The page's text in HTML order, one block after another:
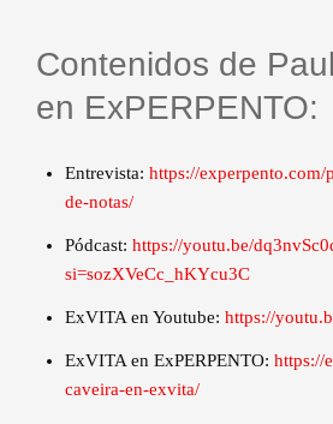
Contenidos de
en ExPERPENTO:
Entrevista: https://experpento.com/
de-notas/
Pódcast: https://youtu.be/
si=sozXVeCc_hKYcu3C
ExVITA en Youtube: https://
ExVITA en ExPERPENTO: https://
caveira-en-exvita/